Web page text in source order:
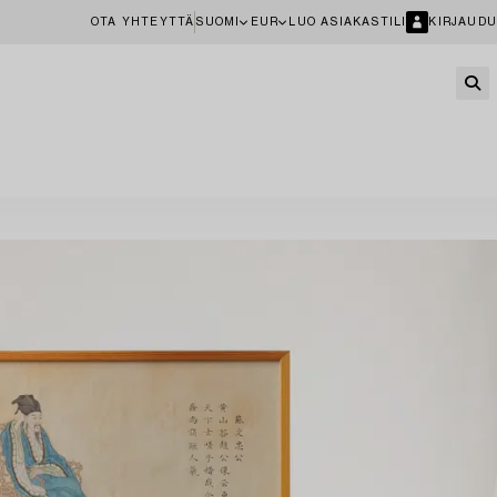
OTA YHTEYTTÄ SUOMI EUR LUO ASIAKASTILI KIRJAUDU